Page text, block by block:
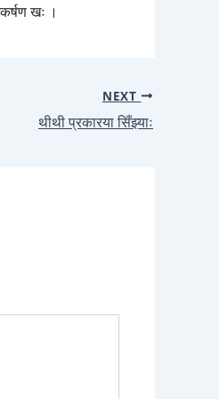
खः ।
NEXT
थीथी प्रकारया सिँझ्याः